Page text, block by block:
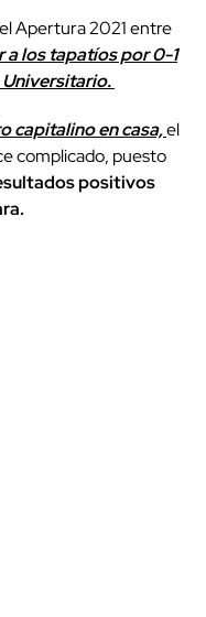
Apertura 2021 entre
a los tapatíos por 0-1
Universitario.
capitalino en casa,el
complicado, puesto
positivos